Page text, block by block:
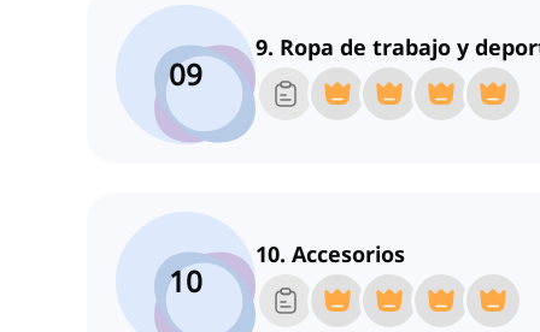
09
9. Ropa de trabajo y
10
10. Accesorios